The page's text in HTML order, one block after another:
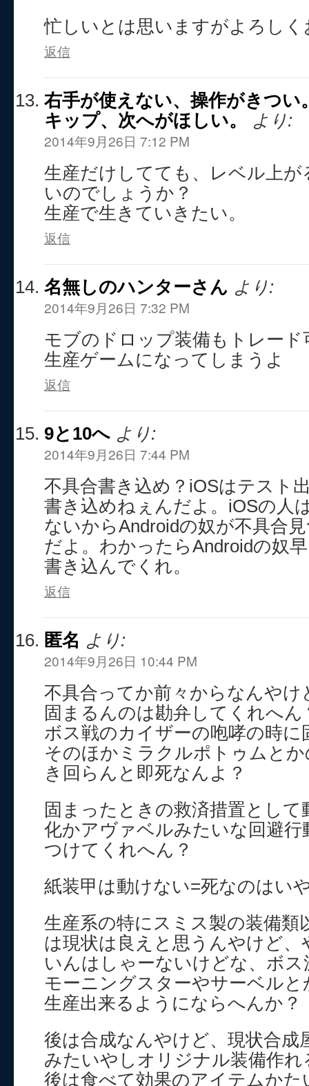
忙しいとは思いますがよろし
返信
右手が使えない、操作がきつい
キップ、次へがほしい。
より:
2014年9月26日 7:12 PM
生産だけしてても、レベル上
いのでしょうか？
生産で生きていきたい。
返信
名無しのハンターさん より:
2014年9月26日 7:32 PM
モブのドロップ装備もトレー
生産ゲームになってしまうよ
返信
9と10へ より:
2014年9月26日 7:44 PM
不具合書き込め？iOSはテスト
書き込めねぇんだよ。iOSの人
ないからAndroidの奴が不具合
だよ。わかったらAndroidの奴
書き込んでくれ。
返信
匿名 より:
2014年9月26日 10:44 PM
不具合ってか前々からなんやけ
固まるんのは勘弁してくれへん
ボス戦のカイザーの咆哮の時
そのほかミラクルポトゥムと
き回らんと即死なんよ？
固まったときの救済措置として
化かアヴァベルみたいな回避
つけてくれへん？
紙装甲は動けない=死なのはい
生産系の特にスミス製の装備類
は現状は良えと思うんやけど
いんはしゃーないけどな、ボ
モーニングスターやサーベル
生産出来るようにならへんか？
後は合成なんやけど、現状合成
みたいやしオリジナル装備作
後は食べて効果のアイテムか